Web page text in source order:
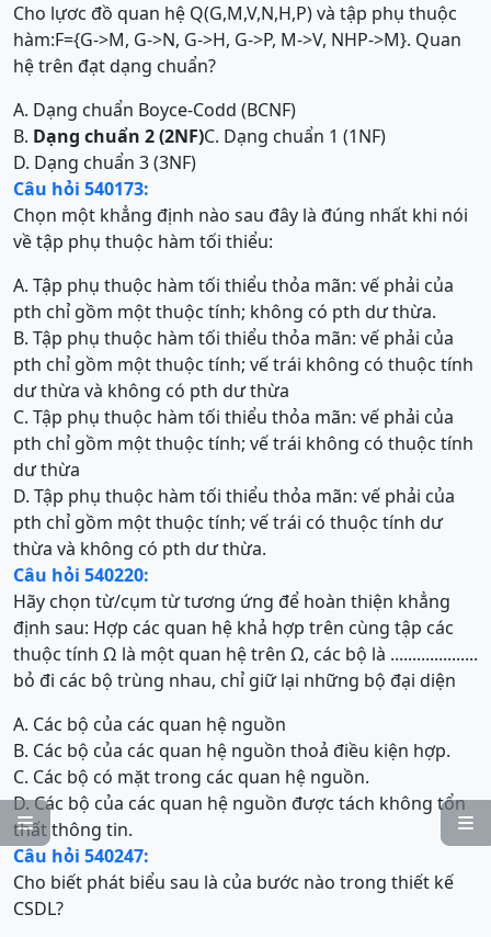


Cho lựơc đồ quan hệ Q(G,M,V,N,H,P) và tập phụ thuộc
hàm:F={G->M, G->N, G->H, G->P, M->V, NHP->M}. Quan
hệ trên đạt dạng chuẩn?
A. Dạng chuẩn Boyce-Codd (BCNF)
B. Dạng chuẩn 2 (2NF)C. Dạng chuẩn 1 (1NF)
D. Dạng chuẩn 3 (3NF)
Câu hỏi 540173:
Chọn một khẳng định nào sau đây là đúng nhất khi nói
về tập phụ thuộc hàm tối thiểu:
A. Tập phụ thuộc hàm tối thiểu thỏa mãn: vế phải của
pth chỉ gồm một thuộc tính; không có pth dư thừa.
B. Tập phụ thuộc hàm tối thiểu thỏa mãn: vế phải của
pth chỉ gồm một thuộc tính; vế trái không có thuộc tính
dư thừa và không có pth dư thừa
C. Tập phụ thuộc hàm tối thiểu thỏa mãn: vế phải của
pth chỉ gồm một thuộc tính; vế trái không có thuộc tính
dư thừa
D. Tập phụ thuộc hàm tối thiểu thỏa mãn: vế phải của
pth chỉ gồm một thuộc tính; vế trái có thuộc tính dư
thừa và không có pth dư thừa.
Câu hỏi 540220:
Hãy chọn từ/cụm từ tương ứng để hoàn thiện khẳng
định sau: Hợp các quan hệ khả hợp trên cùng tập các
thuộc tính Ω là một quan hệ trên Ω, các bộ là ....................
bỏ đi các bộ trùng nhau, chỉ giữ lại những bộ đại diện
A. Các bộ của các quan hệ nguồn
B. Các bộ của các quan hệ nguồn thoả điều kiện hợp.
C. Các bộ có mặt trong các quan hệ nguồn.
D. Các bộ của các quan hệ nguồn được tách không tổn
thất thông tin.
Câu hỏi 540247:
Cho biết phát biểu sau là của bước nào trong thiết kế
CSDL?